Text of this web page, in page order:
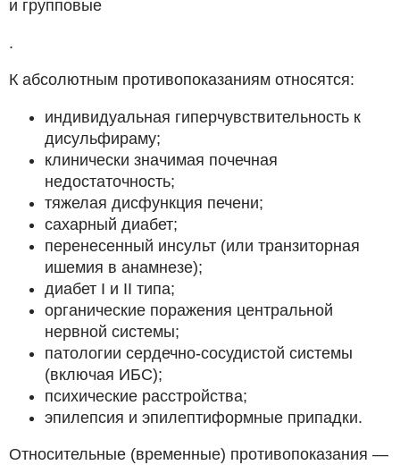
и групповые
.
К абсолютным противопоказаниям относятся:
индивидуальная гиперчувствительность к
дисульфираму;
клинически значимая почечная
недостаточность;
тяжелая дисфункция печени;
сахарный диабет;
перенесенный инсульт (или транзиторная
ишемия в анамнезе);
диабет I и II типа;
органические поражения центральной
нервной системы;
патологии сердечно-сосудистой системы
(включая ИБС);
психические расстройства;
эпилепсия и эпилептиформные припадки.
Относительные (временные) противопоказания —